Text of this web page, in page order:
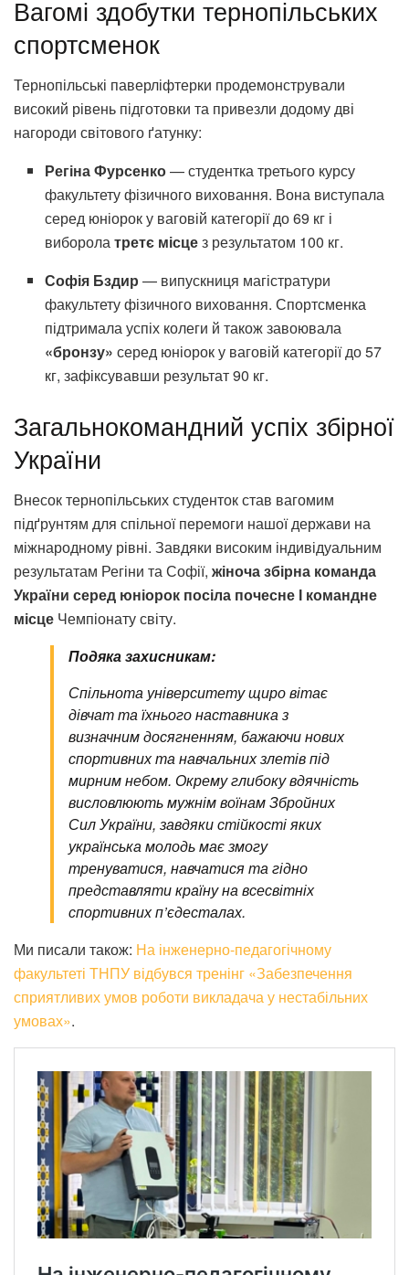
Вагомі здобутки тернопільських
спортсменок
Тернопільські паверліфтерки продемонстрували
високий рівень підготовки та привезли додому дві
нагороди світового ґатунку:
Регіна Фурсенко— студентка третього курсу
факультету фізичного виховання. Вона виступала
серед юніорок у ваговій категорії до 69 кг і
виборолатретє місцез результатом 100 кг.
Софія Бздир — випускниця магістратури
факультету фізичного виховання. Спортсменка
підтримала успіх колеги й також завоювала
«бронзу» серед юніорок у ваговій категорії до 57
кг, зафіксувавши результат 90 кг.
Загальнокомандний успіх збірної
України
Внесок тернопільських студенток став вагомим
підґрунтям для спільної перемоги нашої держави на
міжнародному рівні. Завдяки високим індивідуальним
результатам Регіни та Софії, жіноча збірна команда
України серед юніорок посіла почесне І командне
місце Чемпіонату світу.
Подяка захисникам:
Спільнота університету щиро вітає
дівчат та їхнього наставника з
визначним досягненням, бажаючи нових
спортивних та навчальних злетів під
мирним небом. Окрему глибоку вдячність
висловлюють мужнім воїнам Збройних
Сил України, завдяки стійкості яких
українська молодь має змогу
тренуватися, навчатися та гідно
представляти країну на всесвітніх
спортивних п’єдесталах.
Ми писали також: На інженерно-педагогічному
факультеті ТНПУ відбувся тренінг «Забезпечення
сприятливих умов роботи викладача у нестабільних
умовах».